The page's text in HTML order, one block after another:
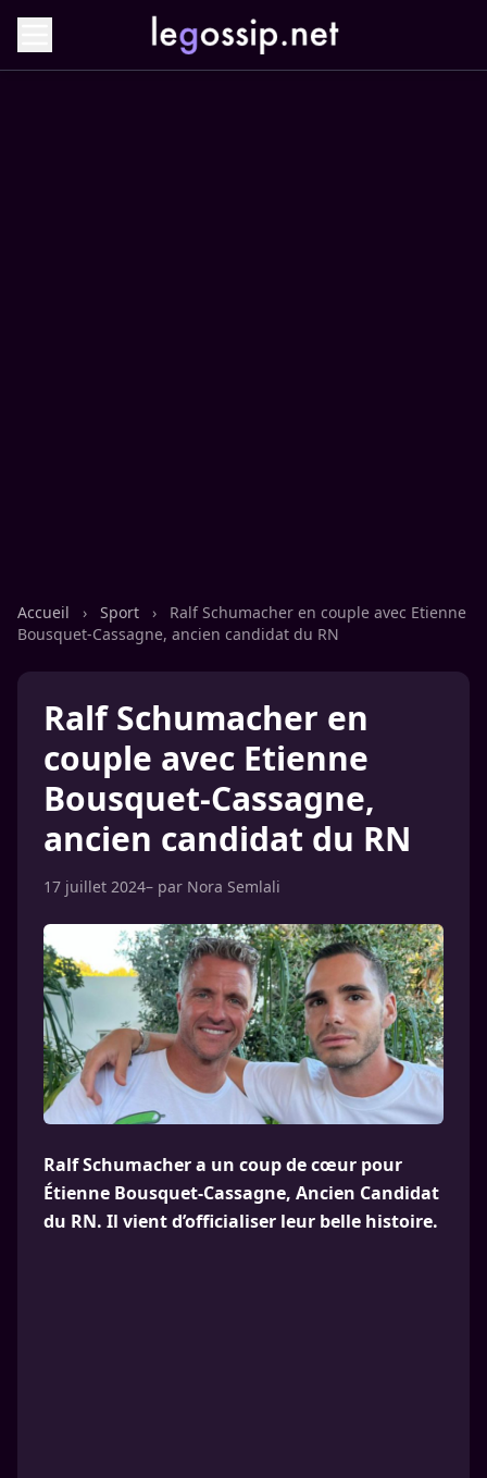
Accueil › Sport ›
Ralf Schumacher en couple avec Etienne
Bousquet-Cassagne, ancien candidat du RN
Ralf Schumacher en
couple avec Etienne
Bousquet-Cassagne,
ancien candidat du RN
17 juillet 2024– par Nora Semlali
Ralf Schumacher a un coup de cœur pour
Étienne Bousquet-Cassagne, Ancien Candidat
du RN. Il vient d’officialiser leur belle histoire.